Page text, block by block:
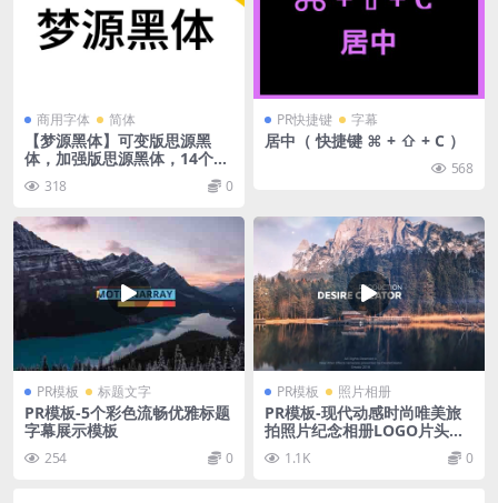
商用字体 简体
【梦源黑体】可变版思源黑
体，加强版思源黑体，14个字
重 318 0
PR快捷键 字幕
居中（ 快捷键 ⌘ + ⇧ + C ）
568
PR模板 标题文字
PR模板-5个彩色流畅优雅标题
字幕展示模板
254 0
PR模板 照片相册
PR模板-现代动感时尚唯美旅
拍照片纪念相册LOGO片头视
1.1K 0